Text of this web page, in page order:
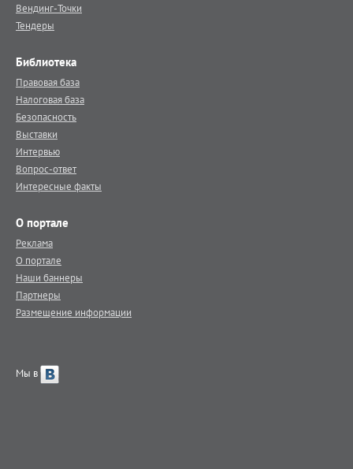
Вендинг-Точки
Тендеры
Библиотека
Правовая база
Налоговая база
Безопасность
Выставки
Интервью
Вопрос-ответ
Интересные факты
О портале
Реклама
О портале
Наши баннеры
Партнеры
Размещение информации
Мы в